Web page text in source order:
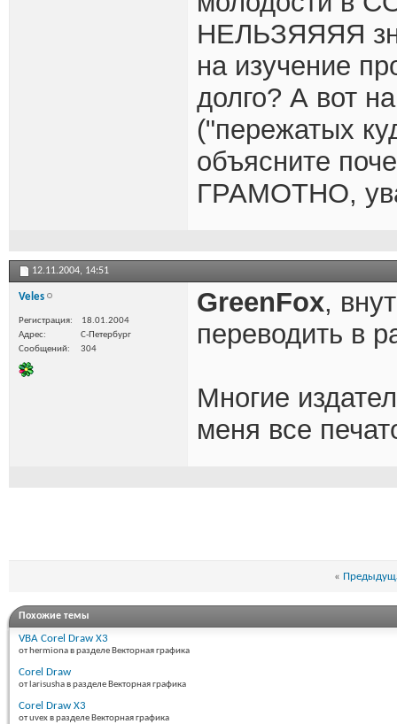
НЕЛЬЗЯЯЯЯ
на изучение
долго? А вот
("пережатых
объясните
ГРАМОТНО,
12.11.2004, 14:51
Veles
Регистрация
18.01.2004
Адрес
С-Петербург
Сообщений
304
GreenFox,
переводить в
Многие
меня все
«
Похожие темы
VBA Corel Draw X3
от hermiona в разделе Векторная графика
Corel Draw
от larisusha в разделе Векторная графика
Corel Draw X3
от uvex в разделе Векторная графика